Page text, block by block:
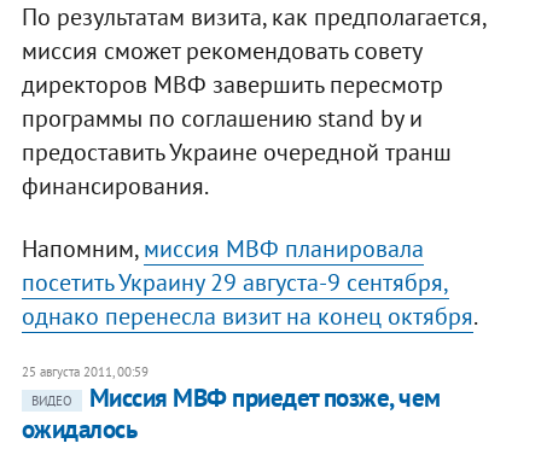
По результатам визита, как предполагается,
миссия сможет рекомендовать совету
директоров МВФ завершить пересмотр
программы по соглашению stand by и
предоставить Украине очередной транш
финансирования.
Напомним,миссия МВФ планировала
посетить Украину 29 августа-9 сентября,
однако перенесла визит на конец октября.
25 августа 2011, 00:59
ВИДЕО
Миссия МВФ приедет позже, чем
ожидалось